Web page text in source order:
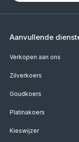
Aanvullende
Verkopen aan ons
Zilverkoers
Goudkoers
Platinakoers
Kieswijzer